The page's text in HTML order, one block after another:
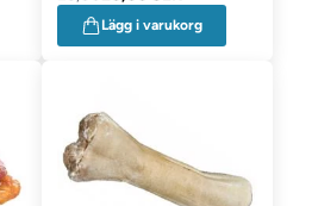
Lägg i varukorg